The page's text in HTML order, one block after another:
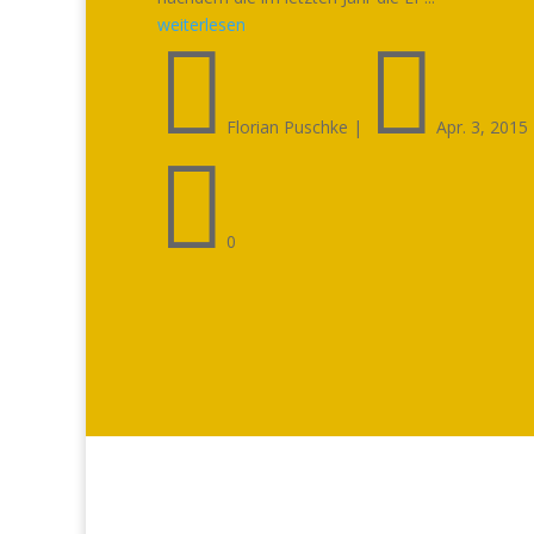
weiterlesen
 Florian Puschke |  Apr. 3, 2015
 0